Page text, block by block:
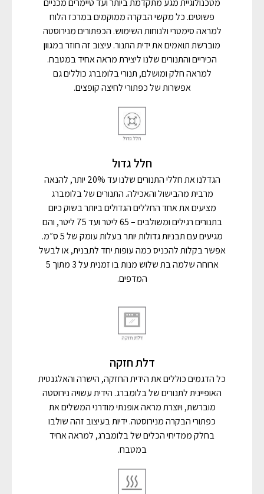
מטכנולוגיית מגע מתקדמת ביותר ועד טיימרים מכניים
פשוטים. כל מקשי הבקרה ממוקמים במרכז הלוח
למראה סימטרי ולנוחות השימוש. הכפתורים מנירוסטה
מוברשת תואמים את ידית התנור. עיצוב זה חוזר במגוון
הכיריים והתנורים שלנו ליצירת מראה אחיד במטבח.
למראה חלק ומושלם, תנורי בלומברג כוללים גם
אפשרות של כפתורי לחיצה קופצים.
חלל גדול
הגדלנו את חללי התנורים שלנו עד 20% יותר, להנאה
מרבית מהבישול והאכילה. התנורים של בלומברג
מציעים את אחד החללים הגדולים ביותר בשוק כיום
בתנורים רגילים ומשולבים – 65 ליטר ועד 75 ליטר, והם
מגיעים עם תבניות גדולות יותר בעלות עומק של 5 ס״מ.
אפשר בקלות להכניס כמה עופות יחד לתבנית, או לבשל
ארוחה שלמה בת שלוש מנות בו זמנית על 3 מתוך 5
המדפים.
דלת חזקה
כל הדגמים כוללים את הידית החזקה, הישרה והאלגנטית
האופיינית לתנורים של בלומברג. הידית עשויה נירוסטה
מוברשת, ויוצרת מראה אופנתי מודרני המשלים את
כפתורי הבקרה מנירוסטה. ידיות בעיצוב זהה שולבו
בחלק ממדיחי הכלים של בלומברג, למראה אחיד
במטבח.